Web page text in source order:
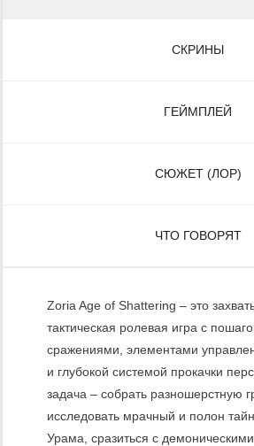
СКРИНЫ
ГЕЙМПЛЕЙ
СЮЖЕТ (ЛОР)
ЧТО ГОВОРЯТ
Zoria Age of Shattering – это
тактическая ролевая игра с
сражениями, элементами
и глубокой системой прокачки
задача – собрать разношерстную
исследовать мрачный и полон
Урама, сразиться с